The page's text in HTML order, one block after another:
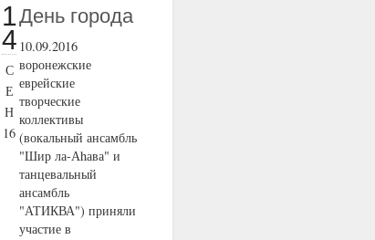
1
4
С
Е
Н
16
День города
10.09.2016
воронежские
еврейские
творческие
коллективы
(вокальный ансамбль
"Шир ла-Аhава" и
танцевальный
ансамбль
"АТИКВА") приняли
участие в